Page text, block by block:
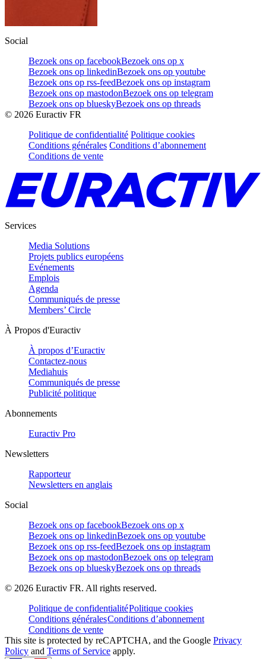
Social
Bezoek ons op facebookBezoek ons op x
Bezoek ons op linkedinBezoek ons op youtube
Bezoek ons op rss-feedBezoek ons op instagram
Bezoek ons op mastodonBezoek ons op telegram
Bezoek ons op blueskyBezoek ons op threads
© 2026 Euractiv FR
Politique de confidentialité Politique cookies
Conditions générales Conditions d’abonnement
Conditions de vente
Services
Media Solutions
Projets publics européens
Evénements
Emplois
Agenda
Communiqués de presse
Members’ Circle
À Propos d'Euractiv
À propos d’Euractiv
Contactez-nous
Mediahuis
Communiqués de presse
Publicité politique
Abonnements
Euractiv Pro
Newsletters
Rapporteur
Newsletters en anglais
Social
Bezoek ons op facebookBezoek ons op x
Bezoek ons op linkedinBezoek ons op youtube
Bezoek ons op rss-feedBezoek ons op instagram
Bezoek ons op mastodonBezoek ons op telegram
Bezoek ons op blueskyBezoek ons op threads
© 2026 Euractiv FR. All rights reserved.
Politique de confidentialitéPolitique cookies
Conditions généralesConditions d’abonnement
Conditions de vente
This site is protected by reCAPTCHA, and the Google Privacy
Policy and Terms of Service apply.